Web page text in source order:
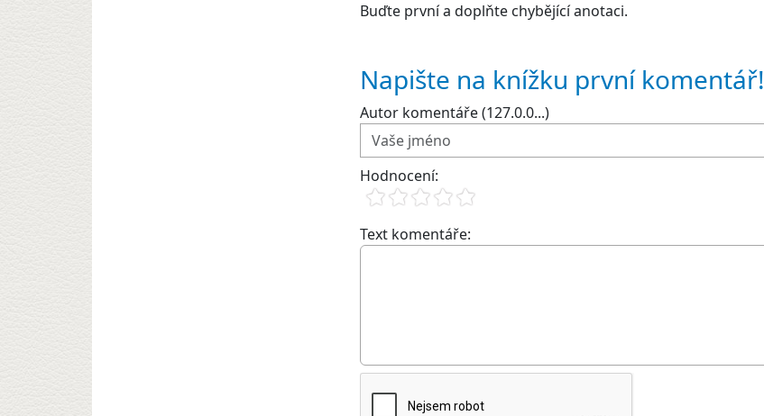
Buďte první a doplňte chybějící anotaci.
Napište na knížku první komentář!
Autor komentáře (127.0.0...)
Hodnocení:
Text komentáře: